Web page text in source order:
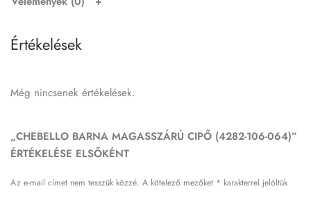
Értékelések
Még nincsenek értékelések.
„CHEBELLO BARNA MAGASSZÁRÚ CIPŐ (4282-106-064)”
ÉRTÉKELÉSE ELSŐKÉNT
Az e-mail címet nem tesszük közzé. A kötelező mezőket * karakterrel jelöltük